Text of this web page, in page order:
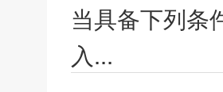
当具备下列条
入...